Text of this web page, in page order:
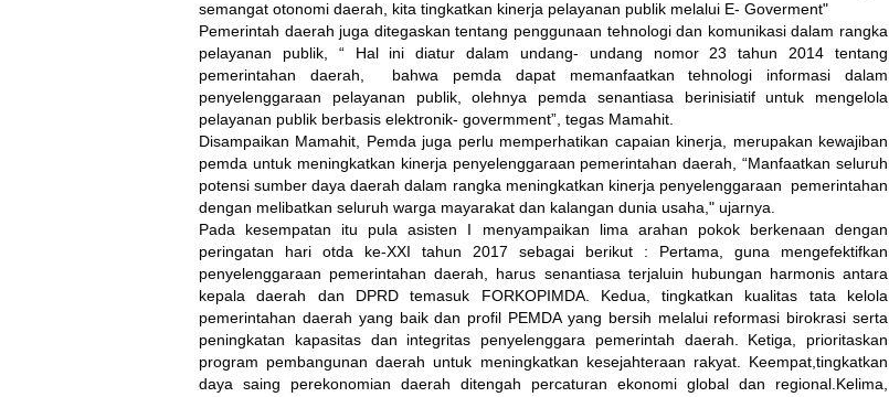
semangat otonomi daerah, kita tingkatkan kinerja pelayanan publik melalui E- Goverment"
Pemerintah daerah juga ditegaskan tentang penggunaan tehnologi dan komunikasi dalam rangka
pelayanan publik, “ Hal ini diatur dalam undang- undang nomor 23 tahun 2014 tentang
pemerintahan daerah, bahwa pemda dapat memanfaatkan tehnologi informasi dalam
penyelenggaraan pelayanan publik, olehnya pemda senantiasa berinisiatif untuk mengelola
pelayanan publik berbasis elektronik- govermment”, tegas Mamahit.
Disampaikan Mamahit, Pemda juga perlu memperhatikan capaian kinerja, merupakan kewajiban
pemda untuk meningkatkan kinerja penyelenggaraan pemerintahan daerah, “Manfaatkan seluruh
potensi sumber daya daerah dalam rangka meningkatkan kinerja penyelenggaraan pemerintahan
dengan melibatkan seluruh warga mayarakat dan kalangan dunia usaha," ujarnya.
Pada kesempatan itu pula asisten I menyampaikan lima arahan pokok berkenaan dengan
peringatan hari otda ke-XXI tahun 2017 sebagai berikut : Pertama, guna mengefektifkan
penyelenggaraan pemerintahan daerah, harus senantiasa terjaluin hubungan harmonis antara
kepala daerah dan DPRD temasuk FORKOPIMDA. Kedua, tingkatkan kualitas tata kelola
pemerintahan daerah yang baik dan profil PEMDA yang bersih melalui reformasi birokrasi serta
peningkatan kapasitas dan integritas penyelenggara pemerintah daerah. Ketiga, prioritaskan
program pembangunan daerah untuk meningkatkan kesejahteraan rakyat. Keempat,tingkatkan
daya saing perekonomian daerah ditengah percaturan ekonomi global dan regional.Kelima,